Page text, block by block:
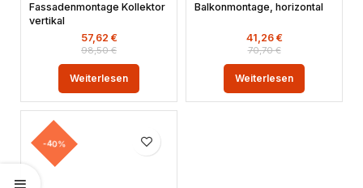
Fassadenmontage Kollektor
vertikal
98,50€
57,62 €
Weiterlesen
Balkonmontage, horizontal
70,70€
41,26 €
Weiterlesen
-40%